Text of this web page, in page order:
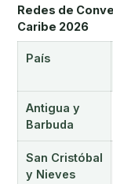
Redes de
Caribe 2026
País
Antigua y
Barbuda
San Cristóbal
y Nieves